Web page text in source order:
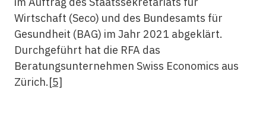
Wirtschaft (Seco) und des Bundesamts für
Gesundheit (BAG) im Jahr 2021 abgeklärt.
Durchgeführt hat die RFA das
Beratungsunternehmen Swiss Economics aus
Zürich.[5]